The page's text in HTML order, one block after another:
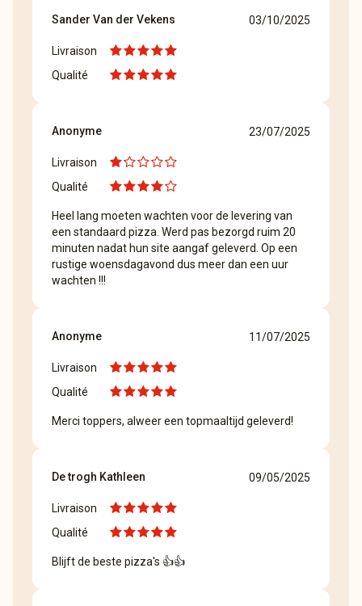
Sander Van der Vekens 03/10/2025
Livraison
Qualité
Anonyme 23/07/2025
Livraison
Qualité
Heel lang moeten wachten voor de levering van
een standaard pizza. Werd pas bezorgd ruim 20
minuten nadat hun site aangaf geleverd. Op een
rustige woensdagavond dus meer dan een uur
wachten !!!
Anonyme 11/07/2025
Livraison
Qualité
Merci toppers, alweer een topmaaltijd geleverd!
De trogh Kathleen 09/05/2025
Livraison
Qualité
Blijft de beste pizza's 👍👍